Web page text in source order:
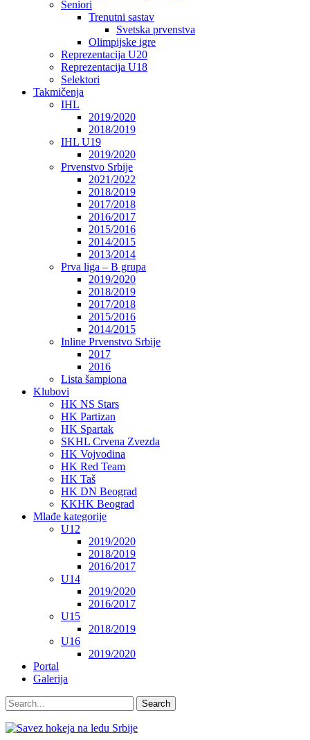
Seniori
Trenutni sastav
Svetska prvenstva
Olimpijske igre
Reprezentacija U20
Reprezentacija U18
Selektori
Takmičenja
IHL
2019/2020
2018/2019
IHL U19
2019/2020
Prvenstvo Srbije
2021/2022
2018/2019
2017/2018
2016/2017
2015/2016
2014/2015
2013/2014
Prva liga – B grupa
2019/2020
2018/2019
2017/2018
2015/2016
2014/2015
Inline Prvenstvo Srbije
2017
2016
Lista šampiona
Klubovi
HK NS Stars
HK Partizan
HK Spartak
SKHL Crvena Zvezda
HK Vojvodina
HK Red Team
HK Taš
HK DN Beograd
KKHK Beograd
Mlađe kategorije
U12
2019/2020
2018/2019
2016/2017
U14
2019/2020
2016/2017
U15
2018/2019
U16
2019/2020
Portal
Galerija